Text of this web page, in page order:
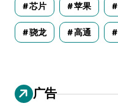
芯片 苹果
骁龙 高通
广告